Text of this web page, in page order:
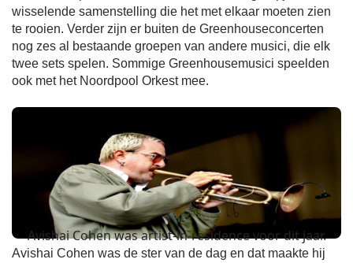
wisselende samenstelling die het met elkaar moeten zien
te rooien. Verder zijn er buiten de Greenhouseconcerten
nog zes al bestaande groepen van andere musici, die elk
twee sets spelen. Sommige Greenhousemusici speelden
ook met het Noordpool Orkest mee.
Avishai Cohen was artist-in-residence voor dit jaar.
Avishai Cohen was de ster van de dag en dat maakte hij